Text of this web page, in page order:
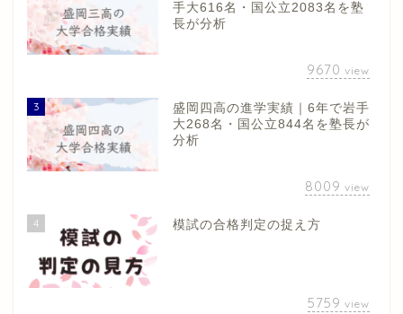
手大616名・国公立2083名を塾
長が分析
9670 view
3
盛岡四高の進学実績｜6年で岩手
大268名・国公立844名を塾長が
分析
8009 view
4 模試の合格判定の捉え方
5759 view